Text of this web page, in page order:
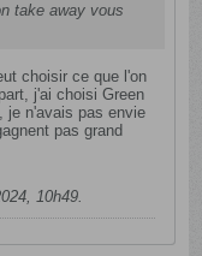
take away vous
choisir ce que l'on
j'ai choisi Green
je n'avais pas envie
pas grand
10h49.